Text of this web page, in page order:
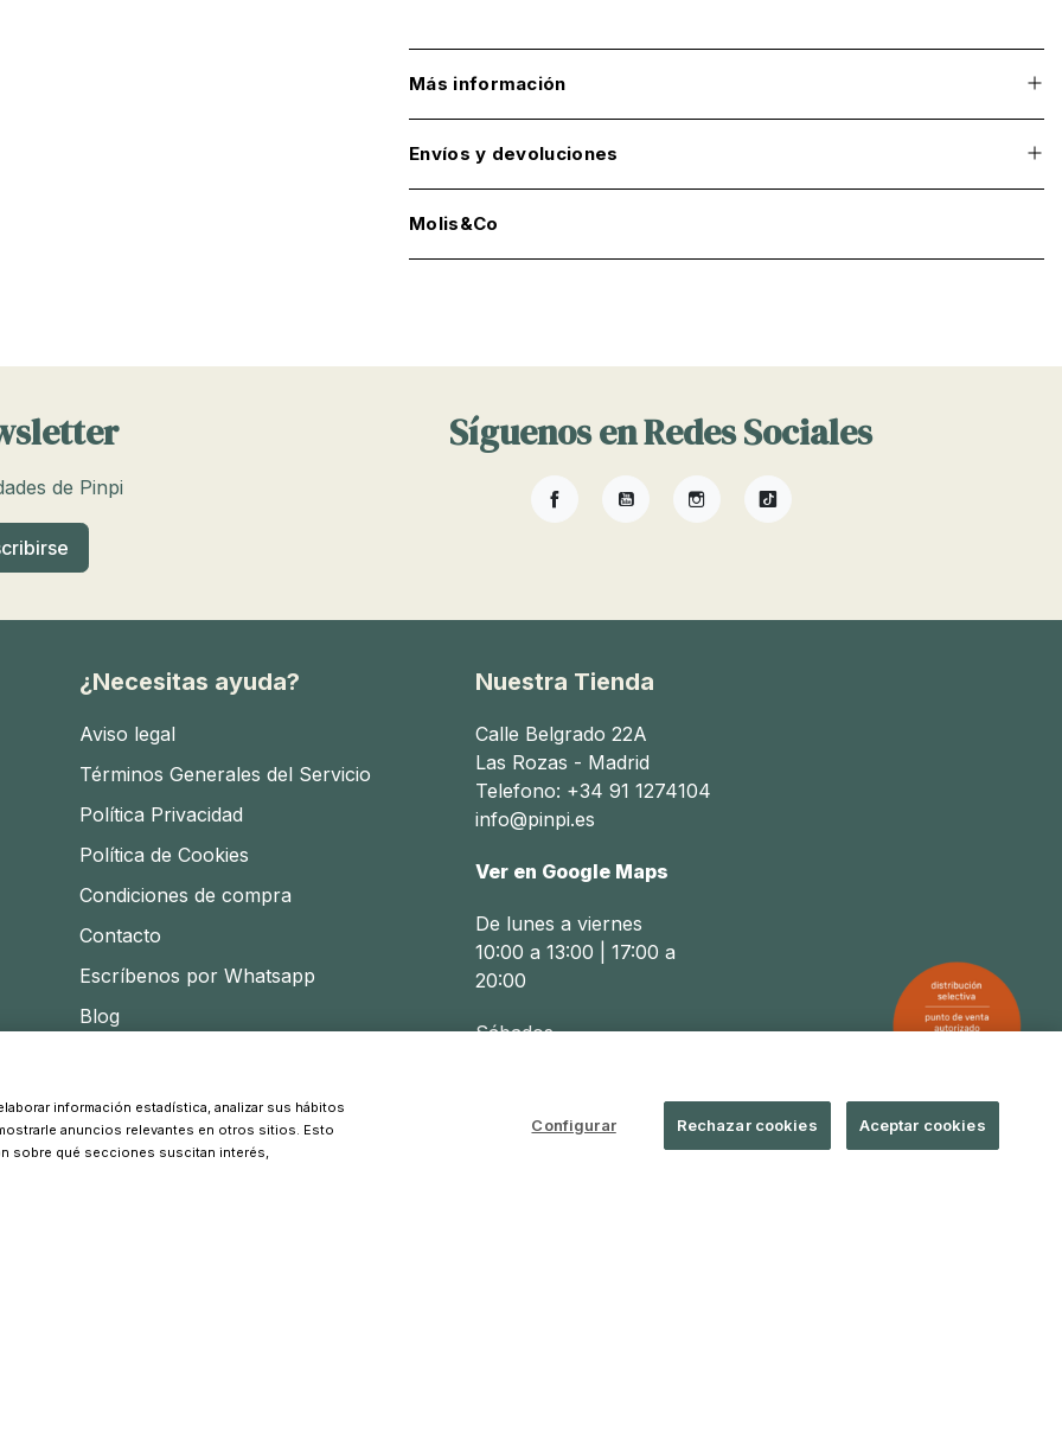
Más información
Envíos y devoluciones
Molis&Co
de Pinpi
Síguenos en Redes Sociales
FacebookYouTubeInstagramTikTok
¿Necesitas ayuda?
Aviso legal
Términos Generales del Servicio
Política Privacidad
Política de Cookies
Condiciones de compra
Contacto
Escríbenos por Whatsapp
Blog
Nuestra Tienda
Calle Belgrado 22A
Las Rozas - Madrid
Telefono: +34 91 1274104
info@pinpi.es
Ver en Google Maps
De lunes a viernes
10:00 a 13:00 | 17:00 a
20:00
Sábados
© 2026 Pinpi - Todos los derechos reservados
información estadística, analizar sus hábitos
anuncios relevantes en otros sitios. Esto
sobre qué secciones suscitan interés,
Configurar Rechazar cookies Aceptar cookies